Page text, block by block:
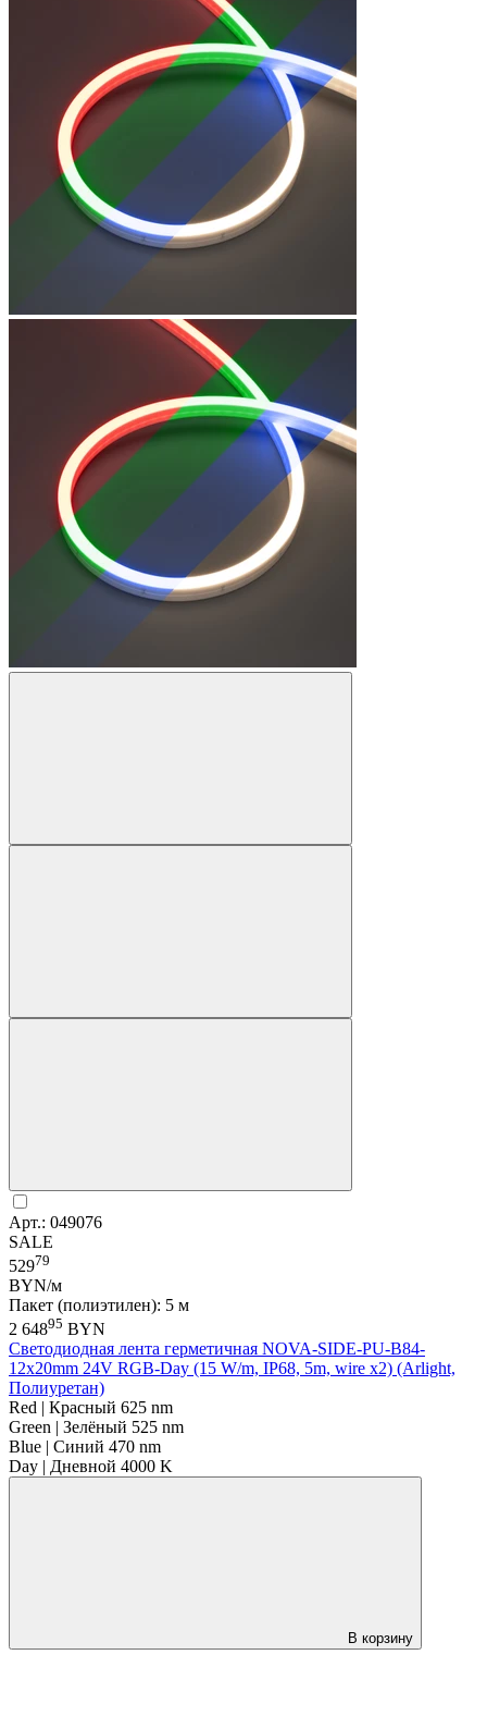
Арт.: 049076
SALE
52979
BYN/м
Пакет (полиэтилен): 5 м
2 64895 BYN
Светодиодная лента герметичная NOVA-SIDE-PU-B84-
12x20mm 24V RGB-Day (15 W/m, IP68, 5m, wire x2) (Arlight,
Полиуретан)
Red | Красный 625 nm
Green | Зелёный 525 nm
Blue | Синий 470 nm
Day | Дневной 4000 K
В корзину